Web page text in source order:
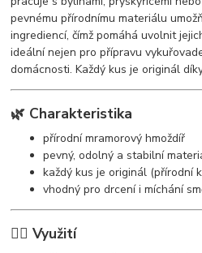
pevnému přírodnímu materiálu
ingrediencí, čímž pomáhá uvolnit
ideální nejen pro přípravu
domácnosti. Každý kus je originál
🌿 Charakteristika
přírodní mramorový hmoždíř
pevný, odolný a stabilní
každý kus je originál (přírodní
vhodný pro drcení i míchání
🧘‍♀️ Využití